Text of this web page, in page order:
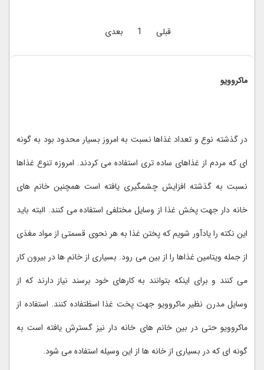
قبلی 1 بعدی
ماکروویو
در گذشته نوع و تعداد غذاها نسبت به امروز بسیار محدود بود به گونه
ای که مردم از غذاهای ساده تری استفاده می کردند. امروزه تنوع غذاها
نسبت به گذشته افزایش چشمگیری یافته است همچنین خانم های
خانه دار جهت پخش غذا از وسایل مختلفی استفاده می کنند. البته باید
این نکته را یادآور شویم که پختن غذا به هر نحوی قسمتی از مواد مغذی
از جمله ویتامین غذاها را از بین می رود. بسیاری از خانم ها در بیرون کار
می کنند و برای اینکه بتوانند به کارهای خود برسند نیاز دارند که از
وسایل مدرن نظیر ماکروویو جهت پخت غذا اسظتفاده کنند. استفاده از
ماکروویو حتی در بین خانم های خانه دار نیز گسترش یافته است به
گونه ای که در بسیاری از خانه ها از این وسیله استفاده می شود.